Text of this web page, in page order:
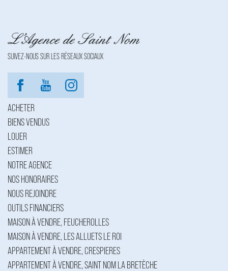
SUIVEZ-NOUS SUR LES RÉSEAUX SOCIAUX
ACHETER
BIENS VENDUS
LOUER
ESTIMER
NOTRE AGENCE
NOS HONORAIRES
NOUS REJOINDRE
OUTILS FINANCIERS
MAISON À VENDRE, FEUCHEROLLES
MAISON À VENDRE, LES ALLUETS LE ROI
APPARTEMENT À VENDRE, CRESPIERES
APPARTEMENT À VENDRE, SAINT NOM LA BRETÈCHE